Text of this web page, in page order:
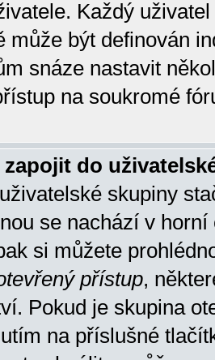
Každý
může být definován
snáze nastavit
na soukromé
zapojit do
skupiny
se nachází v horní
si můžete
přístup,
Pokud je skupina
na příslušné